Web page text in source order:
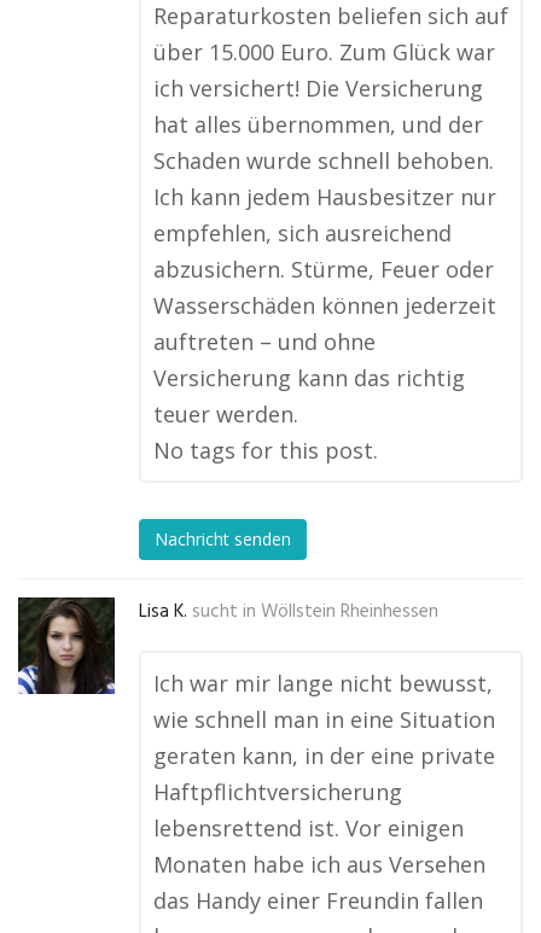
Reparaturkosten beliefen sich auf
über 15.000 Euro. Zum Glück war
ich versichert! Die Versicherung
hat alles übernommen, und der
Schaden wurde schnell behoben.
Ich kann jedem Hausbesitzer nur
empfehlen, sich ausreichend
abzusichern. Stürme, Feuer oder
Wasserschäden können jederzeit
auftreten – und ohne
Versicherung kann das richtig
teuer werden.
No tags for this post.
Nachricht senden
Lisa K. sucht in Wöllstein Rheinhessen
Ich war mir lange nicht bewusst,
wie schnell man in eine Situation
geraten kann, in der eine private
Haftpflichtversicherung
lebensrettend ist. Vor einigen
Monaten habe ich aus Versehen
das Handy einer Freundin fallen